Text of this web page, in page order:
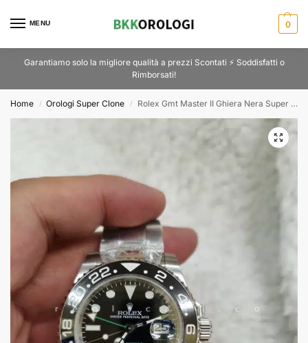
MENU 0
Garantiamo solo la migliore qualità a prezzi Scontati ⚡ Soddisfatti o
Rimborsati!
Home / Orologi Super Clone / Rolex Gmt Master II Ghiera Nera Super Clone 116710